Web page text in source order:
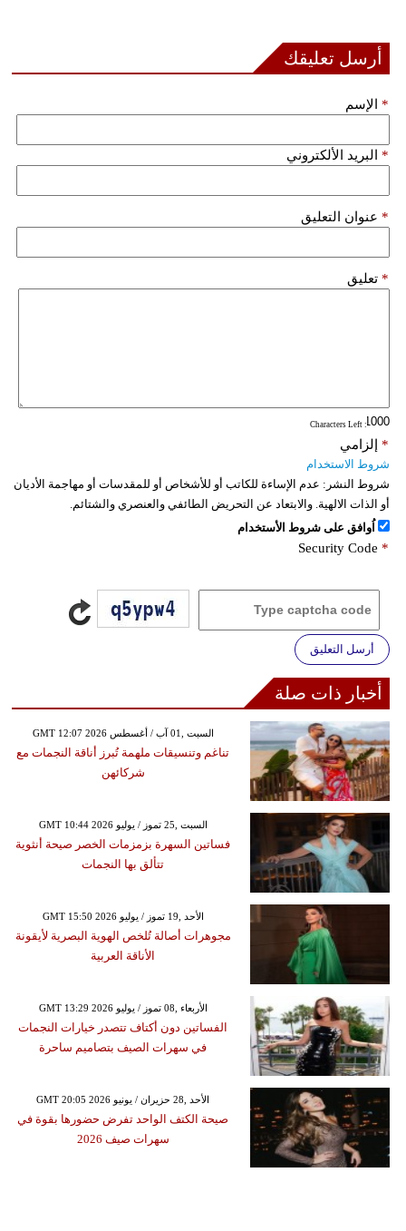
أرسل تعليقك
الإسم *
البريد الألكتروني *
عنوان التعليق *
تعليق *
: Characters Left
إلزامي *
شروط الاستخدام
شروط النشر: عدم الإساءة للكاتب أو للأشخاص أو للمقدسات أو مهاجمة الأديان
أو الذات الالهية. والابتعاد عن التحريض الطائفي والعنصري والشتائم.
اُوافق على شروط الأستخدام
Security Code *
أرسل التعليق
أخبار ذات صلة
GMT 12:07 2026 السبت ,01 آب / أغسطس
تناغم وتنسيقات ملهمة تُبرز أناقة النجمات مع
شركائهن
GMT 10:44 2026 السبت ,25 تموز / يوليو
فساتين السهرة بزمزمات الخصر صيحة أنثوية
تتألق بها النجمات
GMT 15:50 2026 الأحد ,19 تموز / يوليو
مجوهرات أصالة تُلخص الهوية البصرية لأيقونة
الأناقة العربية
GMT 13:29 2026 الأربعاء ,08 تموز / يوليو
الفساتين دون أكتاف تتصدر خيارات النجمات
في سهرات الصيف بتصاميم ساحرة
GMT 20:05 2026 الأحد ,28 حزيران / يونيو
صيحة الكتف الواحد تفرض حضورها بقوة في
سهرات صيف 2026